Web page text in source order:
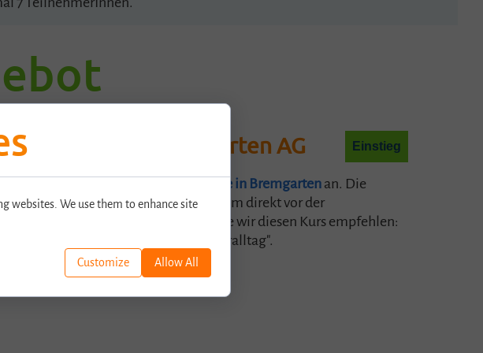
Einstieg
Neu: In Bremgarten AG
Kurse in Bremgarten an. Die
Bushaltestelle liegt bequem direkt vor der
Haustür. Zunächst möchte wir diesen Kurs empfehlen:
"Einstieg in den Computeralltag".
websites. We use them to enhance site
Customize Allow All